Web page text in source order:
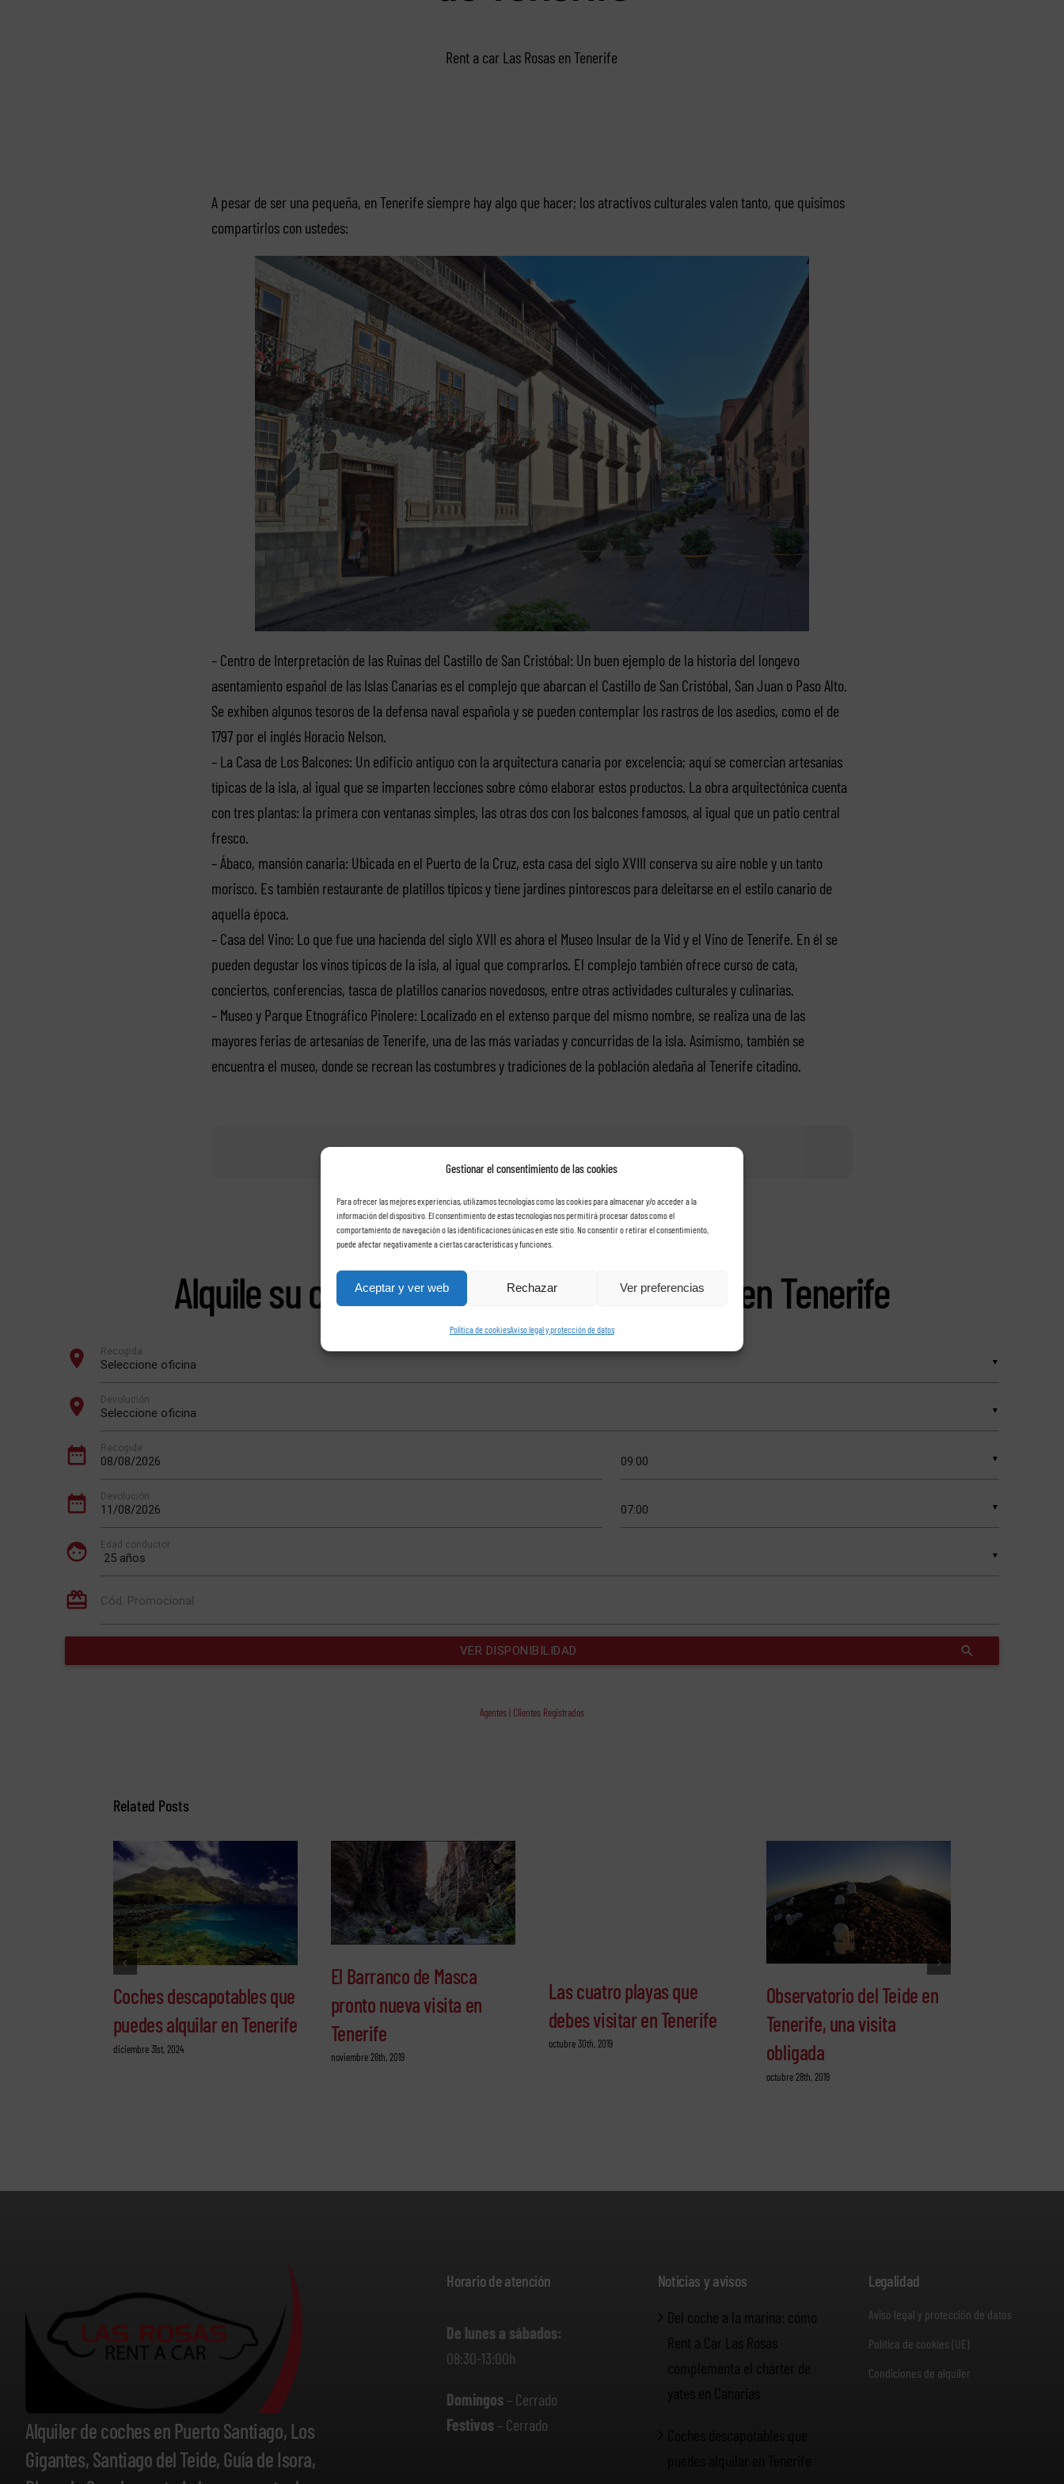
Gestionar el consentimiento de las cookies
Para ofrecer las mejores experiencias, utilizamos tecnologías como las cookies para almacenar y/o acceder a la
información del dispositivo. El consentimiento de estas tecnologías nos permitirá procesar datos como el
comportamiento de navegación o las identificaciones únicas en este sitio. No consentir o retirar el consentimiento,
puede afectar negativamente a ciertas características y funciones.
Aceptar y ver web Rechazar Ver preferencias
Política de cookiesAviso legal y protección de datos
Rent a car Las Rosas en Tenerife
A pesar de ser una pequeña, en Tenerife siempre hay algo que hacer; los atractivos culturales valen tanto, que quisimos
compartirlos con ustedes:
– Centro de Interpretación de las Ruinas del Castillo de San Cristóbal: Un buen ejemplo de la historia del longevo
asentamiento español de las Islas Canarias es el complejo que abarcan el Castillo de San Cristóbal, San Juan o Paso Alto.
Se exhiben algunos tesoros de la defensa naval española y se pueden contemplar los rastros de los asedios, como el de
1797 por el inglés Horacio Nelson.
– La Casa de Los Balcones: Un edificio antiguo con la arquitectura canaria por excelencia; aquí se comercian artesanías
típicas de la isla, al igual que se imparten lecciones sobre cómo elaborar estos productos. La obra arquitectónica cuenta
con tres plantas: la primera con ventanas simples, las otras dos con los balcones famosos, al igual que un patio central
fresco.
– Ábaco, mansión canaria: Ubicada en el Puerto de la Cruz, esta casa del siglo XVIII conserva su aire noble y un tanto
morisco. Es también restaurante de platillos típicos y tiene jardines pintorescos para deleitarse en el estilo canario de
aquella época.
– Casa del Vino: Lo que fue una hacienda del siglo XVII es ahora el Museo Insular de la Vid y el Vino de Tenerife. En él se
pueden degustar los vinos típicos de la isla, al igual que comprarlos. El complejo también ofrece curso de cata,
conciertos, conferencias, tasca de platillos canarios novedosos, entre otras actividades culturales y culinarias.
– Museo y Parque Etnográfico Pinolere: Localizado en el extenso parque del mismo nombre, se realiza una de las
mayores ferias de artesanías de Tenerife, una de las más variadas y concurridas de la isla. Asimismo, también se
encuentra el museo, donde se recrean las costumbres y tradiciones de la población aledaña al Tenerife citadino.
Alquile su coche con Rent a car Las Rosas en Tenerife
Agentes | Clientes Registrados
Related Posts
Coches descapotables que
puedes alquilar en Tenerife
diciembre 31st, 2024
El Barranco de Masca
pronto nueva visita en
Tenerife
noviembre 26th, 2019
Las cuatro playas que
debes visitar en Tenerife
octubre 30th, 2019
Observatorio del Teide en
Tenerife, una visita
obligada
octubre 28th, 2019
Alquiler de coches en Puerto Santiago, Los
Gigantes, Santiago del Teide, Guía de Isora,
Horario de atención
De lunes a sábados:
08:30-13:00h
Domingos – Cerrado
Festivos – Cerrado
Noticias y avisos
Del coche a la marina: cómo
Rent a Car Las Rosas
complementa el chárter de
Legalidad
Aviso legal y protección de datos
Política de cookies (UE)
Condiciones de alquiler